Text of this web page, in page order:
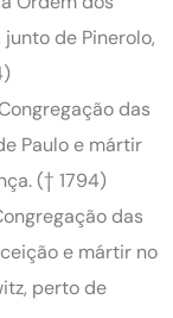
de Pinerolo,
das
Paulo e mártir
(† 1794)
das
e mártir no
perto de